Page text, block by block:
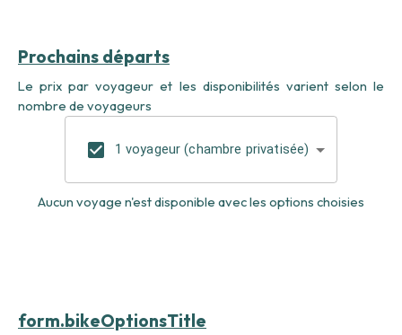
Prochains départs
Le prix par voyageur et les disponibilités varient selon le
nombre de voyageurs
1 voyageur (chambre privatisée)
Aucun voyage n'est disponible avec les options choisies
form.bikeOptionsTitle